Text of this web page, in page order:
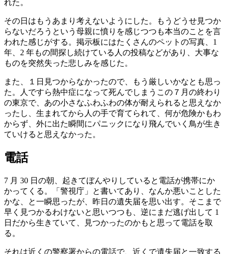
れた。
その日はもうあまり考えないようにした。もうどうせ見つか
らないだろうという母親に憤りを感じつつも本当のことを言
われた感じがする。掲示板にはたくさんのペットの写真、1
年、2 年もの間探し続けている人の投稿などがあり、大事な
ものを突然失った悲しみを感じた。
また、１日見つからなかったので、もう厳しいかなとも思っ
た。人ですら熱中症になって死んでしまうこの７月の終わり
の東京で、あの小さなふわふわの体が耐えられると思えなか
ったし、生まれてから人の手で育てられて、何が危険かもわ
からず、外に出た瞬間にパニックになり飛んでいく鳥が生き
ていけると思えなかった。
電話
7 月 30 日の朝、起きてぼんやりしていると電話が携帯にか
かってくる。「警視庁」と書いてあり、なんか悪いことした
かな、と一瞬思ったが、昨日の遺失届を思い出す。そこまで
早く見つかるわけないと思いつつも、逆にまだ逃げ出して 1
日だから生きていて、見つかったのかもと思って電話を取
る。
それは近くの警察署からの電話で、近くで遺失届と一致する